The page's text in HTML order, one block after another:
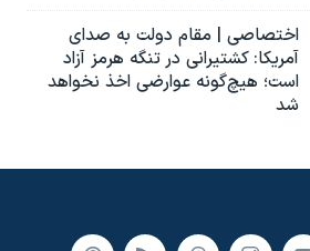
اختصاصی | مقام دولت به صدای
آمریکا: کشتیرانی در تنگه هرمز آزاد
است؛ هیچ‌گونه عوارضی اخذ نخواهد
شد